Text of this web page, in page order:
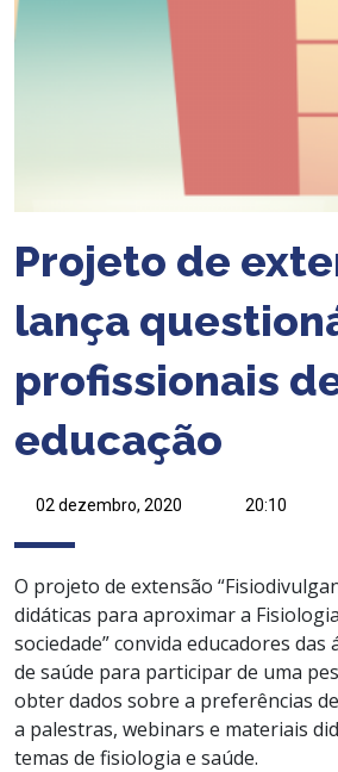
Projeto de
lança
profissionais
educação
02 dezembro, 2020 20:10
O projeto de extensão
didáticas para aproximar a
sociedade” convida educadores das
de saúde para participar de uma
obter dados sobre a preferências
a palestras, webinars e materiais
temas de fisiologia e saúde.